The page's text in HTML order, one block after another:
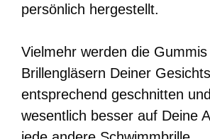
persönlich hergestellt.
Vielmehr werden die
Brillengläsern Deiner
entsprechend geschnitten
wesentlich besser auf Deine